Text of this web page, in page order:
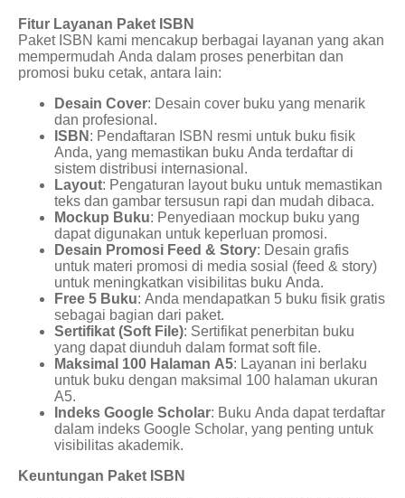
Fitur Layanan Paket ISBN
Paket ISBN kami mencakup berbagai layanan yang akan
mempermudah Anda dalam proses penerbitan dan
promosi buku cetak, antara lain:
Desain Cover: Desain cover buku yang menarik
dan profesional.
ISBN : Pendaftaran ISBN resmi untuk buku fisik
Anda, yang memastikan buku Anda terdaftar di
sistem distribusi internasional.
Layout: Pengaturan layout buku untuk memastikan
teks dan gambar tersusun rapi dan mudah dibaca.
Mockup Buku: Penyediaan mockup buku yang
dapat digunakan untuk keperluan promosi.
Desain Promosi Feed & Story: Desain grafis
untuk materi promosi di media sosial (feed & story)
untuk meningkatkan visibilitas buku Anda.
Free 5 Buku: Anda mendapatkan 5 buku fisik gratis
sebagai bagian dari paket.
Sertifikat (Soft File): Sertifikat penerbitan buku
yang dapat diunduh dalam format soft file.
Maksimal 100 Halaman A5: Layanan ini berlaku
untuk buku dengan maksimal 100 halaman ukuran
A5.
Indeks Google Scholar: Buku Anda dapat terdaftar
dalam indeks Google Scholar, yang penting untuk
visibilitas akademik.
Keuntungan Paket ISBN